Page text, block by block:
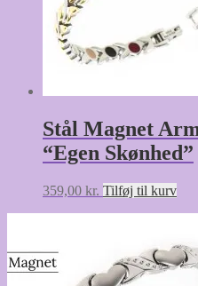
Stål Magnet
“Egen Skønhed”
359,00 kr. Tilføj til kurv